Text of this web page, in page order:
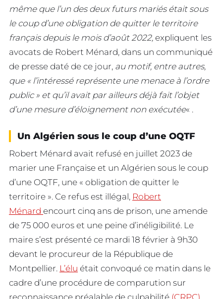
même que l’un des deux futurs mariés était sous
le coup d’une obligation de quitter le territoire
français depuis le mois d’août 2022, expliquent les
avocats de Robert Ménard, dans un communiqué
de presse daté de ce jour, au motif, entre autres,
que « l’intéressé représente une menace à l’ordre
public » et qu’il avait par ailleurs déjà fait l’objet
d’une mesure d’éloignement non exécutée« .
Un Algérien sous le coup d’une OQTF
Robert Ménard avait refusé en juillet 2023 de
marier une Française et un Algérien sous le coup
d’une OQTF, une « obligation de quitter le
territoire ». Ce refus est illégal, Robert
Ménard encourt cinq ans de prison, une amende
de 75 000 euros et une peine d’inéligibilité. Le
maire s’est présenté ce mardi 18 février à 9h30
devant le procureur de la République de
Montpellier. L’élu était convoqué ce matin dans le
cadre d’une procédure de comparution sur
reconnaissance préalable de culpabilité (CRPC)